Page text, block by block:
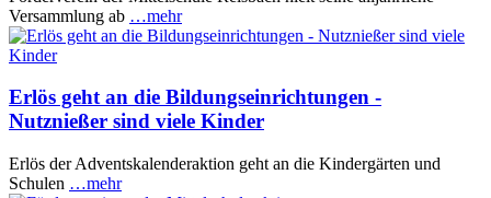
Versammlung ab …mehr
Erlös geht an die Bildungseinrichtungen -
Nutznießer sind viele Kinder
Erlös der Adventskalenderaktion geht an die Kindergärten und
Schulen …mehr